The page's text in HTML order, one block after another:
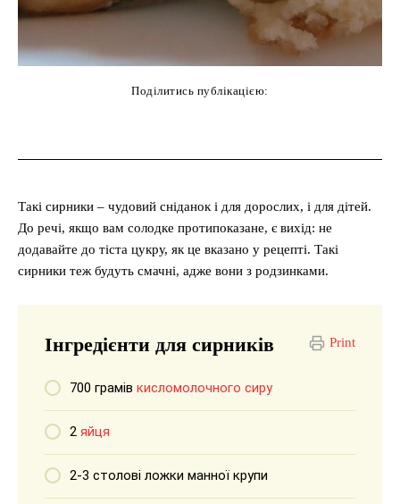
Поділитись публікацією:
Такі сирники – чудовий сніданок і для дорослих, і для дітей.
До речі, якщо вам солодке протипоказане, є вихід: не
додавайте до тіста цукру, як це вказано у рецепті. Такі
сирники теж будуть смачні, адже вони з родзинками.
Print
Інгредієнти для сирників
700 грамів кисломолочного сиру
2 яйця
2-3 столові ложки манної крупи